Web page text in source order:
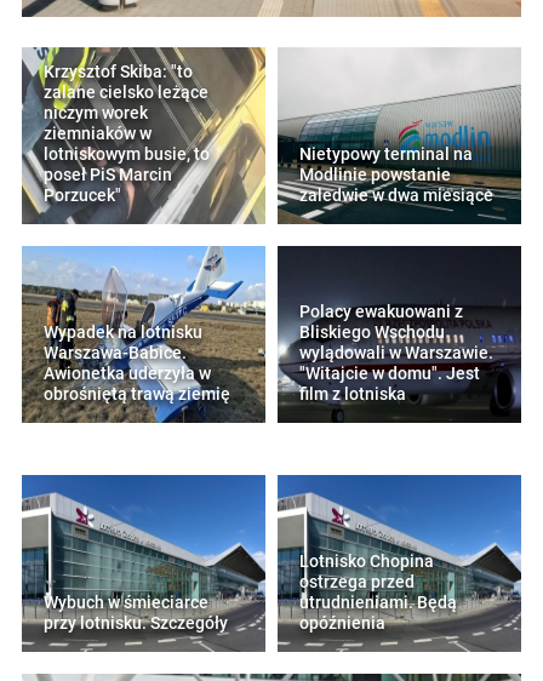
Krzysztof Skiba: "to
zalane cielsko leżące
niczym worek
ziemniaków w
lotniskowym busie, to
poseł PiS Marcin
Porzucek"
Nietypowy terminal na
Modlinie powstanie
zaledwie w dwa miesiące
Wypadek na lotnisku
Warszawa-Babice.
Awionetka uderzyła w
obrośniętą trawą ziemię
Polacy ewakuowani z
Bliskiego Wschodu
wylądowali w Warszawie.
"Witajcie w domu". Jest
film z lotniska
Wybuch w śmieciarce
przy lotnisku. Szczegóły
Lotnisko Chopina
ostrzega przed
utrudnieniami. Będą
opóźnienia